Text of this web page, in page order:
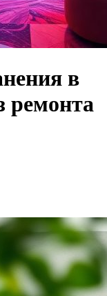
в
ремонта